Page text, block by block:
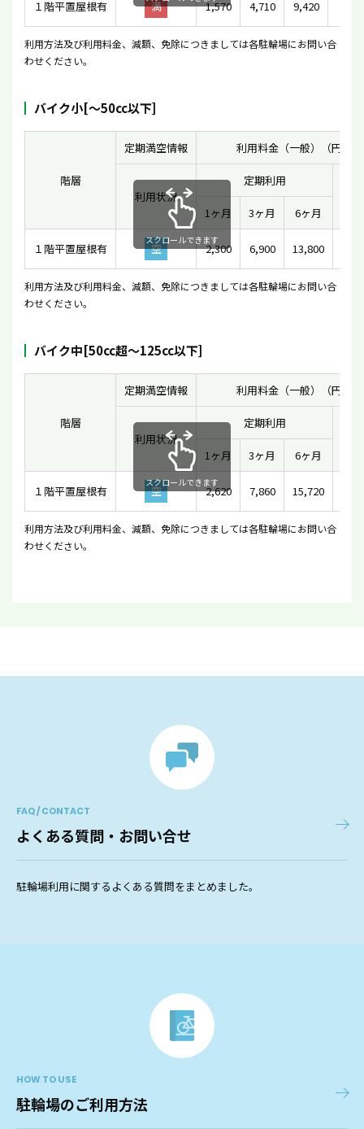
１階平置屋根有 満 1,570 4,710 9,420
利用方法及び利用料金、減額、免除につきましては各駐輪場にお問い合
わせください。
バイク小[〜50cc以下]
階層
定期満空情報 利用料金（一般）（円）
利用状況
定期利用
1ヶ月
3ヶ月 6ヶ月
１階平置屋根有 空 2,300 6,900 13,800
スクロールできます
利用方法及び利用料金、減額、免除につきましては各駐輪場にお問い合
わせください。
バイク中[50cc超〜125cc以下]
階層
定期満空情報 利用料金（一般）（円）
利用状況
定期利用
1ヶ月
3ヶ月 6ヶ月
１階平置屋根有 空 2,620 7,860 15,720
スクロールできます
利用方法及び利用料金、減額、免除につきましては各駐輪場にお問い合
わせください。
FAQ / CONTACT
よくある質問・お問い合せ
駐輪場利用に関するよくある質問をまとめました。
HOW TO USE
駐輪場のご利用方法